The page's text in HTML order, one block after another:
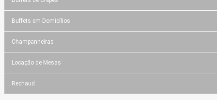
Buffets em Domicílios
Champanheiras
Locação de Mesas
Rechaud